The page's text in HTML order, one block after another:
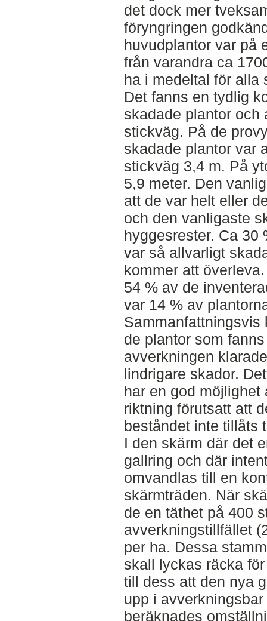
det dock mer
föryngringen
huvudplantor var på
från varandra ca
ha i medeltal för alla
Det fanns en tydlig
skadade plantor och
stickväg. På de
skadade plantor var
stickväg 3,4 m. På
5,9 meter. Den
att de var helt eller
och den vanligaste
hyggesrester. Ca 30
var så allvarligt
kommer att
54 % av de
var 14 % av
Sammanfattningsvis
de plantor som
avverkningen
lindrigare skador.
har en god
riktning förutsatt att
beståndet inte tillåts
I den skärm där det
gallring och där
omvandlas till en
skärmträden. När
de en täthet på 400
avverkningstillfället
per ha. Dessa
skall lyckas räcka
till dess att den nya
upp i
beräknades